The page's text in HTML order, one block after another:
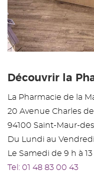
Découvrir la
La Pharmacie de la
20 Avenue Charles
94100 Saint-Maur-
Du Lundi au
Le Samedi de 9 h à
Tel: 01 48 83 00 43